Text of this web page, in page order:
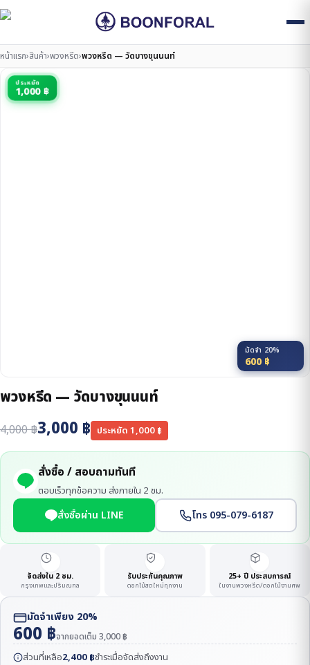
หน้าแรก›สินค้า›พวงหรีด›พวงหรีด — วัดบางขุนนนท์
ประหยัด
1,000 ฿
มัดจำ 20%
600 ฿
พวงหรีด — วัดบางขุนนนท์
4,000฿3,000 ฿ ประหยัด 1,000 ฿
สั่งซื้อ / สอบถามทันที
ตอบเร็วทุกข้อความ ส่งภายใน 2 ชม.
สั่งซื้อผ่าน LINE โทร 095-079-6187
จัดส่งใน 2 ชม.
กรุงเทพและปริมณฑล
รับประกันคุณภาพ
ดอกไม้สดใหม่ทุกงาน
25+ ปี ประสบการณ์
ในงานพวงหรีด/ดอกไม้งานศพ
มัดจำเพียง 20%
600 ฿จากยอดเต็ม 3,000฿
ส่วนที่เหลือ2,400 ฿ชำระเมื่อจัดส่งถึงงาน